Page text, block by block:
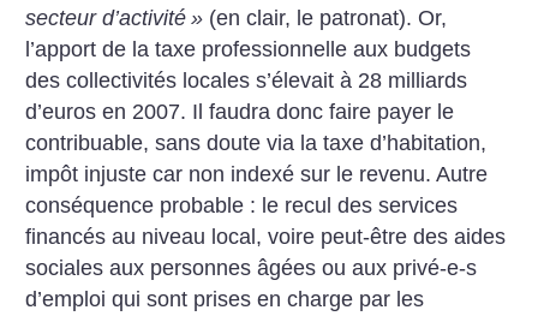
secteur d’activité » (en clair, le patronat). Or,
l’apport de la taxe professionnelle aux budgets
des collectivités locales s’élevait à 28 milliards
d’euros en 2007. Il faudra donc faire payer le
contribuable, sans doute via la taxe d’habitation,
impôt injuste car non indexé sur le revenu. Autre
conséquence probable : le recul des services
financés au niveau local, voire peut-être des aides
sociales aux personnes âgées ou aux privé-e-s
d’emploi qui sont prises en charge par les